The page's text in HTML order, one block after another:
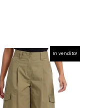
In vendita!
Il
prezzo
originale
era:
€79.90.
Il
prezzo
attuale
è:
€55.93.